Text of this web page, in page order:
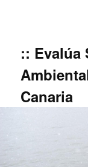
:: Evalúa
Canaria